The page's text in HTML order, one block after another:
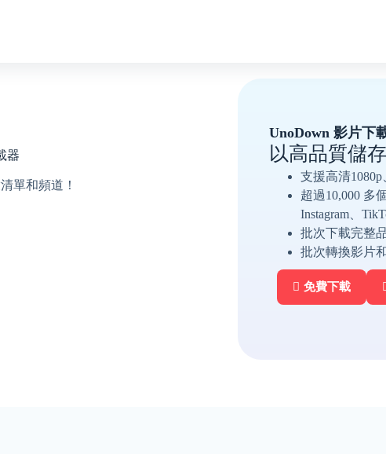
器
單和頻道！
UnoDown 影片下
以高品質儲
支援高清1080p
超過10,000 多
Instagram、
批次下載完整
批次轉換影片
免費下載